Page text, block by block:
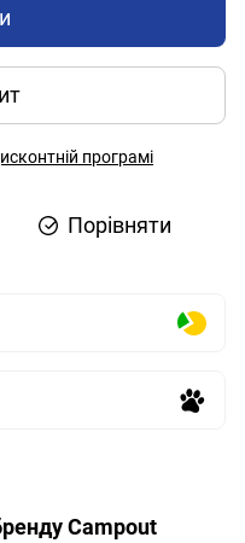
програмі
Порівняти
Campout